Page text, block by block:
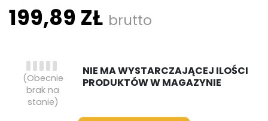
199,89 ZŁ brutto
NIE MA WYSTARCZAJĄCEJ ILOŚCI
PRODUKTÓW W MAGAZYNIE
(Obecnie
brak na
stanie)